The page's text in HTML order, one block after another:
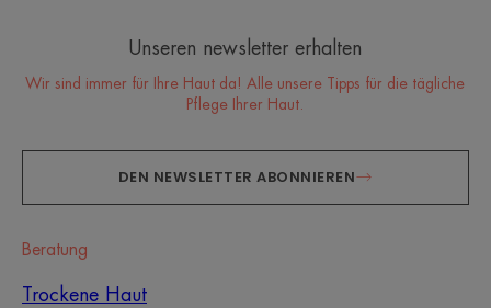
Unseren newsletter erhalten
Wir sind immer für Ihre Haut da! Alle unsere Tipps für die tägliche
Pflege Ihrer Haut.
DEN NEWSLETTER ABONNIEREN
Beratung
Trockene Haut